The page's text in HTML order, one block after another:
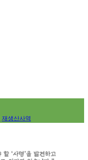
재생산사역